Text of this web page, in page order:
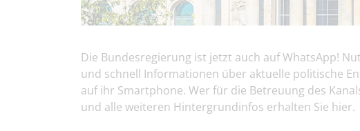
Die Bundesregierung ist jetzt auch auf WhatsApp!
und schnell Informationen über aktuelle politische
auf ihr Smartphone. Wer für die Betreuung des
und alle weiteren Hintergrundinfos erhalten Sie hier.